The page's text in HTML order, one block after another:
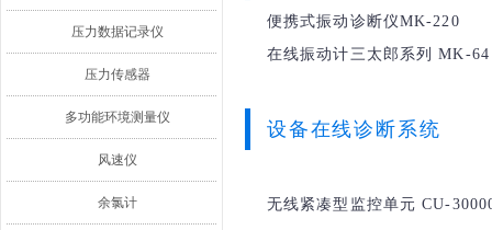
压力数据记录仪
压力传感器
多功能环境测量仪
风速仪
余氯计
便携式振动诊断仪MK-220
在线振动计三太郎系列 MK-64
设备在线诊断系统
无线紧凑型监控单元 CU-